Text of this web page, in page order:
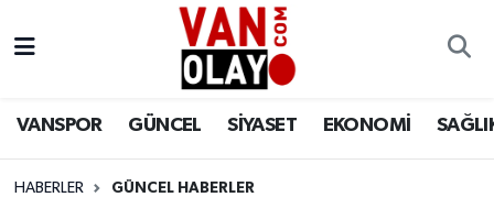
VANSPOR GÜNCEL SİYASET EKONOMİ
HABERLER GÜNCEL HABERLER
Siyaset
Van Nöbetçi Eczaneler
Van Namaz Vakitleri